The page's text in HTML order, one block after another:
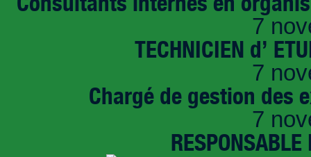
7
TECHNICIEN d’
7
Chargé de gestion des
7